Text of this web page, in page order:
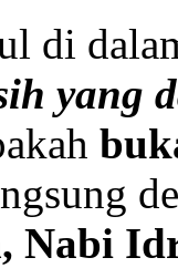
di
yang
Nabi